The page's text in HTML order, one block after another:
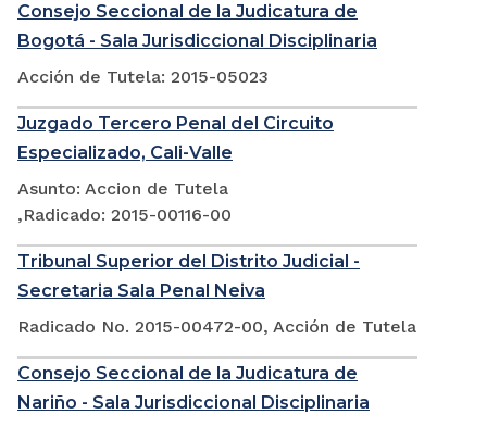
Consejo Seccional de la Judicatura de
Bogotá - Sala Jurisdiccional Disciplinaria
Acción de Tutela: 2015-05023
Juzgado Tercero Penal del Circuito
Especializado, Cali-Valle
Asunto: Accion de Tutela
,Radicado: 2015-00116-00
Tribunal Superior del Distrito Judicial -
Secretaria Sala Penal Neiva
Radicado No. 2015-00472-00, Acción de Tutela
Consejo Seccional de la Judicatura de
Nariño - Sala Jurisdiccional Disciplinaria